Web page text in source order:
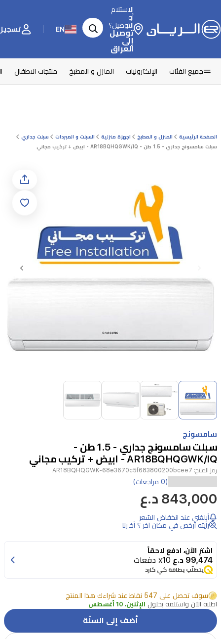
الاستلام
أو
التوصيل؟
توصيل
إلى
العراق
EN تسجيل
جميع الفئات الإلكترونيات المنزل و المطبخ منتجات الاطفال
الصفحة الرئيسية المنزل و المطبخ اجهزة منزلية السبلت و المبردات
سبلت جداري
سبلت سامسونج جداري - 1.5 طن - AR18BQHQGWK/IQ - ابيض + تركيب مجاني
Item
of
1
4
سامسونج
سبلت سامسونج جداري - 1.5 طن -
AR18BQHQGWK/IQ - ابيض + تركيب مجاني
رمز المنتج: AR18BQHQGWK-68e3670c5f683800200bcee7
سامسونج
AR18BQHQGWK/IQ
سبلت
بقدرة
1.5
طن
تبريدًا
فعالًا
وتدفئة
(0 مراجعات)
843,000 د.ع
أبلغني عند انخفاض السّعر
رأيته أرخص في مكان آخر ؟ أخبرنا
اشترِ الآن، ادفع لاحقاً
99,474 د.ع x10 دفعات
يتطلّب بطاقة كي كارد
سوف تحصل على 547 نقاط عند شراءك هذا المنتج
اطلبه الآن واستلمه بحلول الإثنين، 10 أغسطس
أضف إلى السلّة